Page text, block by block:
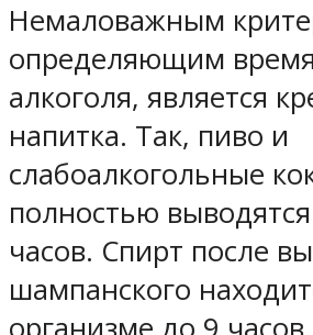
Немаловажным
определяющим
алкоголя, является
напитка. Так, пиво и
слабоалкогольные
полностью выводятся
часов. Спирт после
шампанского